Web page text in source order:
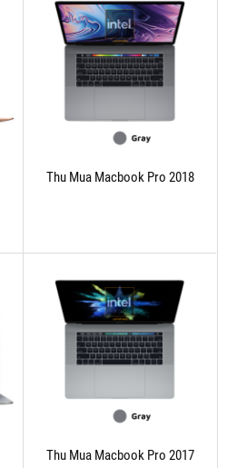
Thu Mua Macbook Pro 2018
Thu Mua Macbook Pro 2017